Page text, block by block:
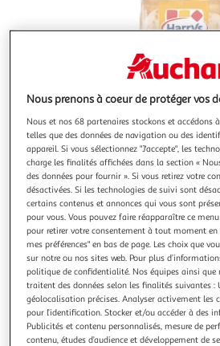
d'aide
4.6 (10)
HARRYS
Pain pinsa à garnir
Créez des recettes délicieuses en
nouvelle Pinsa Harrys ! Une base
facile et rapide à préparer : passez-
En savoir +
Nous prenons à coeur de protéger vos
Nous et nos 68 partenaires stockons et accédons
telles que des données de navigation ou des
appareil. Si vous sélectionnez "J'accepte", les
charge les finalités affichées dans la section «
des données pour fournir ». Si vous retirez votre
désactivées. Si les technologies de suivi sont
certains contenus et annonces qui vous sont
pour vous. Vous pouvez faire réapparaître ce
pour retirer votre consentement à tout moment en
mes préférences" en bas de page. Les choix que
sur notre ou nos sites web. Pour plus
politique de confidentialité. Nos équipes ainsi que
traitent des données selon les finalités suivantes :
géolocalisation précises. Analyser activement les
pour l’identification. Stocker et/ou accéder à des
Publicités et contenu personnalisés, mesure de
contenu, études d’audience et développement de